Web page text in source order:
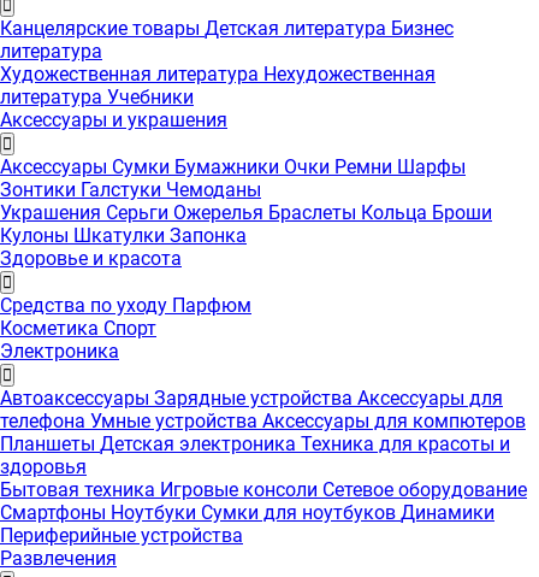
Канцелярские товары Детская литература Бизнес
литература
Художественная литература Нехудожественная
литература Учебники
Аксессуары и украшения
Аксессуары Сумки Бумажники Очки Ремни Шарфы
Зонтики Галстуки Чемоданы
Украшения Серьги Ожерелья Браслеты Кольца Броши
Кулоны Шкатулки Запонка
Здоровье и красота
Средства по уходу Парфюм
Косметика Спорт
Электроника
Автоаксессуары Зарядные устройства Аксессуары для
телефона Умные устройства Аксессуары для компютеров
Планшеты Детская электроника Техника для красоты и
здоровья
Бытовая техника Игровые консоли Сетевое оборудование
Смартфоны Ноутбуки Сумки для ноутбуков Динамики
Периферийные устройства
Развлечения